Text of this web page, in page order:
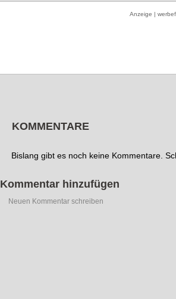
Anzeige |
KOMMENTARE
Bislang gibt es noch keine Kommentare.
Kommentar hinzufügen
Neuen Kommentar schreiben